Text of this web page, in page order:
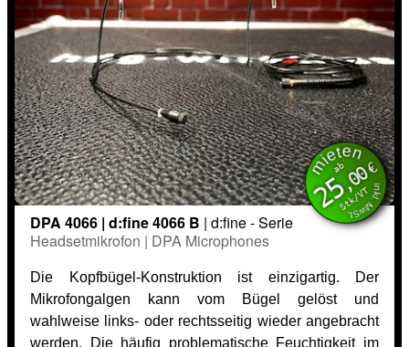
mieten
inkl. MwSt.
ab
25,00€
Stk/VT
DPA 4066 | d:fine 4066 B | d:fine - Serie
Headsetmikrofon | DPA Microphones
Die Kopfbügel-Konstruktion ist einzigartig. Der
Mikrofongalgen kann vom Bügel gelöst und
wahlweise links- oder rechtsseitig wieder angebracht
werden. Die häufig problematische Feuchtigkeit im